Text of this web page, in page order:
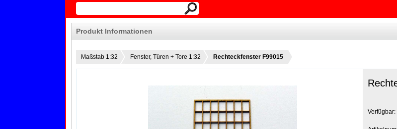
Produkt Informationen
Maßstab 1:32 Fenster, Türen + Tore 1:32 Rechteckfenster F99015
Verfügbar: